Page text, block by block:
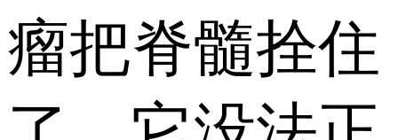
瘤把脊髓拴住